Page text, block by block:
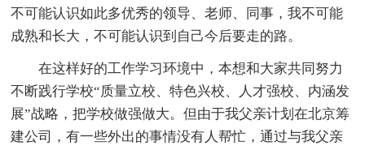
不可能认识如此多优秀的领导、老师、同事，我不可能
成熟和长大，不可能认识到自己今后要走的路。
在这样好的工作学习环境中，本想和大家共同努力
不断践行学校“质量立校、特色兴校、人才强校、内涵发
展”战略，把学校做强做大。但由于我父亲计划在北京筹
建公司，有一些外出的事情没有人帮忙，通过与我父亲